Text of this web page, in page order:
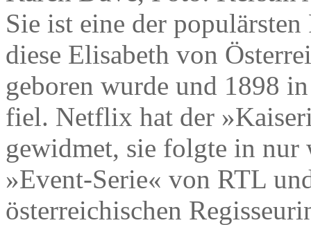
Sie ist eine der
diese Elisabeth von
geboren wurde und 1898
fiel. Netflix hat der
gewidmet, sie folgte in nur
»Event-Serie« von RTL
österreichischen